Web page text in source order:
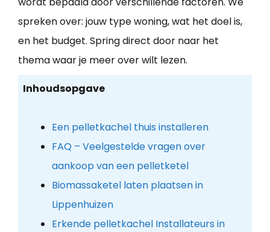
spreken over: jouw type woning, wat het doel is,
en het budget. Spring direct door naar het
thema waar je meer over wilt lezen.
Inhoudsopgave
Een pelletkachel thuis installeren
FAQ – Veelgestelde vragen over
aankoop van een pelletketel
Biomassaketel laten plaatsen in
Lippenhuizen
Erkende pelletkachel Installateurs in